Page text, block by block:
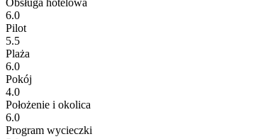
Obsługa hotelowa
6.0
Pilot
5.5
Plaża
6.0
Pokój
4.0
Położenie i okolica
6.0
Program wycieczki